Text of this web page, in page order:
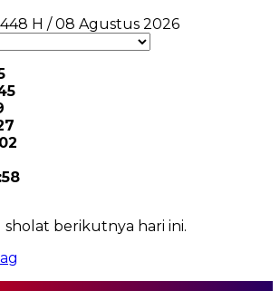
H / 08 Agustus 2026
berikutnya hari ini.